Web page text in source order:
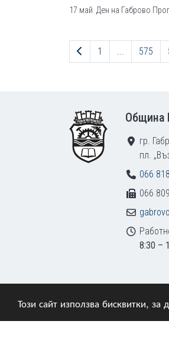
Този сайт използва бисквитки,
17 май Ден на Габрово
Предходна страница
1 ... 575
Община
гр.
пл.
066
066
8:30 –
© 2009–2026 Община